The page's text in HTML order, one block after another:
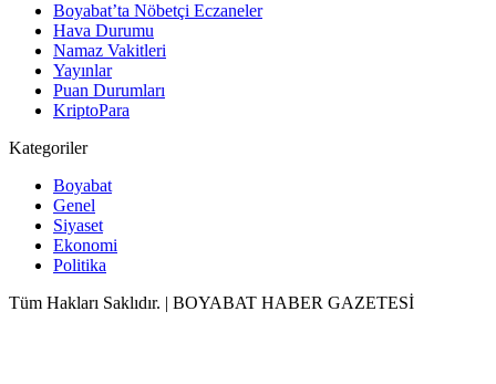
Boyabat’ta Nöbetçi Eczaneler
Hava Durumu
Namaz Vakitleri
Yayınlar
Puan Durumları
KriptoPara
Kategoriler
Boyabat
Genel
Siyaset
Ekonomi
Politika
Tüm Hakları Saklıdır. | BOYABAT HABER GAZETESİ